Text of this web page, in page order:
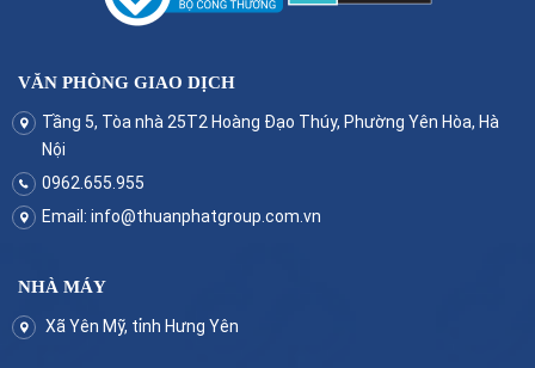
VĂN PHÒNG GIAO DỊCH
Tầng 5, Tòa nhà 25T2 Hoàng Đạo Thúy, Phường Yên Hòa, Hà
Nội
0962.655.955
Email: info@thuanphatgroup.com.vn
NHÀ MÁY
Xã Yên Mỹ, tỉnh Hưng Yên